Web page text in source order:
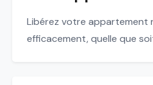
Libérez votre appartement
efficacement, quelle que